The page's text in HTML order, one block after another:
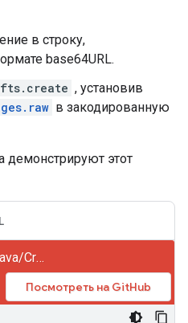
в строку,
base64URL.
, установив
в закодированную
этот
gmail/snippets/src/main/java/CreateDraft.java
Посмотреть на GitHub